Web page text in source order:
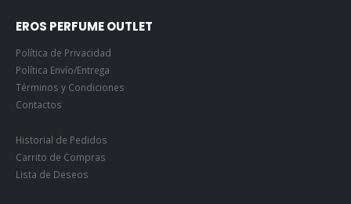
EROS PERFUME OUTLET
Política de Privacidad
Política Envío/Entrega
Términos y Condiciones
Contactos
Historial de Pedidos
Carrito de Compras
Lista de Deseos